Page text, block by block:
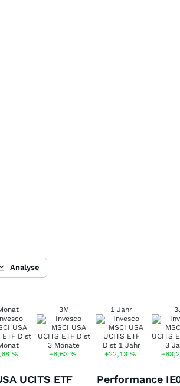
Analyse
%
3M
+6,63%
1 Jahr
+22,13%
UCITS ETF
Performance